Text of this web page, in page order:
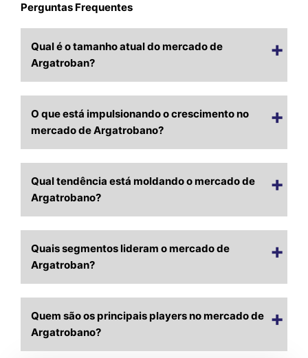
Perguntas Frequentes
Qual é o tamanho atual do mercado de
Argatroban?
O que está impulsionando o crescimento no
mercado de Argatrobano?
Qual tendência está moldando o mercado de
Argatrobano?
Quais segmentos lideram o mercado de
Argatroban?
Quem são os principais players no mercado de
Argatrobano?